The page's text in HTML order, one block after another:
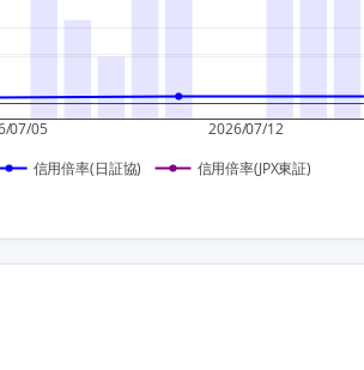
07/05 2026/07/12
信用倍率(日証協) 信用倍率(JPX東証)